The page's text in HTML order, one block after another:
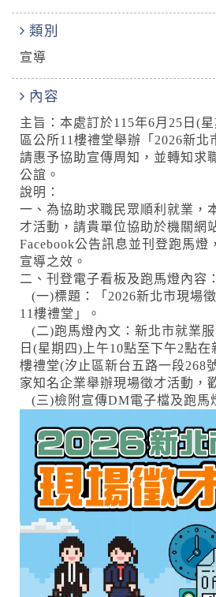
類別
宣導
內容
主旨：本處訂於115年6月25日(
區公所11樓禮堂舉辦「2026新北
請惠予協助宣傳周知，並轉知求
公誼。
說明：
一、為協助求職民眾順利就業，
才活動，請貴單位協助於機關網
Facebook公告訊息並刊登跑馬燈
宣導之效。
二、刊登電子看板及跑馬燈內容：
(一)標題：「2026新北市現場
11樓禮堂」。
(二)跑馬燈內文：新北市就業服
日(星期四)上午10點至下午2點在
樓禮堂(汐止區新台五路一段268
家知名企業舉辦現場徵才活動，
(三)檢附宣傳DM電子檔及跑馬